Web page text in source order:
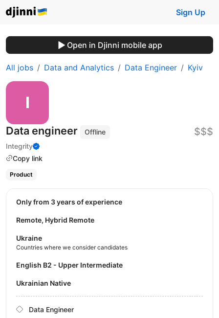
Sign Up
Open in Djinni mobile app
All jobs Data and Analytics Data Engineer Kyiv
Data engineer
Offline
Integrity
Copy link
$$$
Product
Only from 3 years of experience
Remote, Hybrid Remote
Ukraine
Countries where we consider candidates
English B2 - Upper Intermediate
Ukrainian Native
Data Engineer